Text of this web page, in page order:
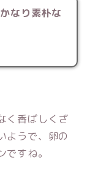
なり素朴な
く香ばしくざ
ようで、卵の
すね。